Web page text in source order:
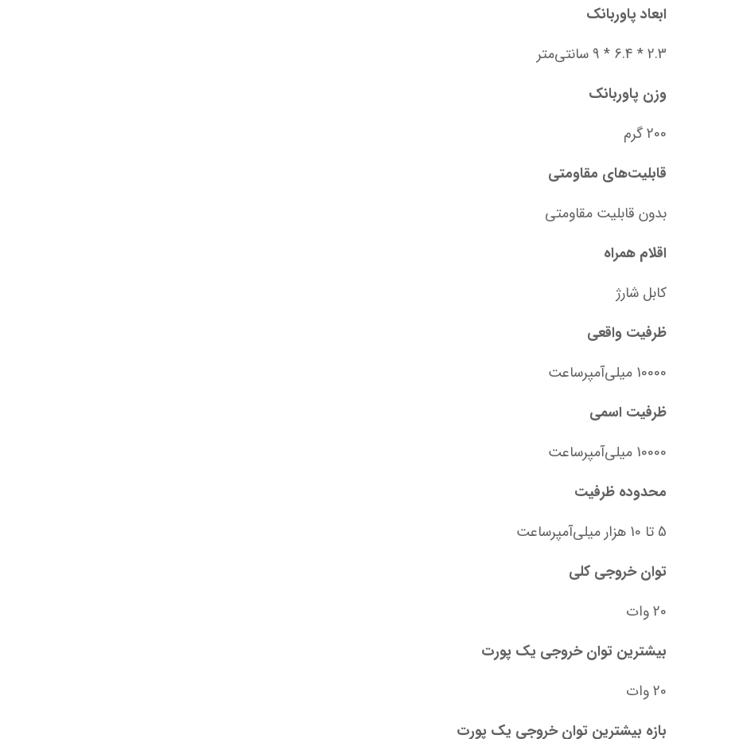
ابعاد پاوربانک
2.3 * 6.4 * 9 سانتی‌متر
وزن پاوربانک
200 گرم
قابلیت‌های مقاومتی
بدون قابلیت مقاومتی
اقلام همراه
کابل شارژ
ظرفیت واقعی
10000 میلی‌آمپر‌ساعت
ظرفیت اسمی
10000 میلی‌آمپرساعت
محدوده ظرفیت
5 تا 10 هزار میلی‌آمپر‌ساعت
توان خروجی کلی
20 وات
بیشترین توان خروجی یک پورت
20 وات
بازه بیشترین توان خروجی یک پورت